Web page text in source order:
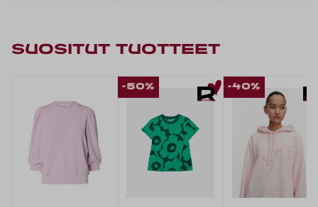
SUOSITUT TUOTTEET
-50% -40%